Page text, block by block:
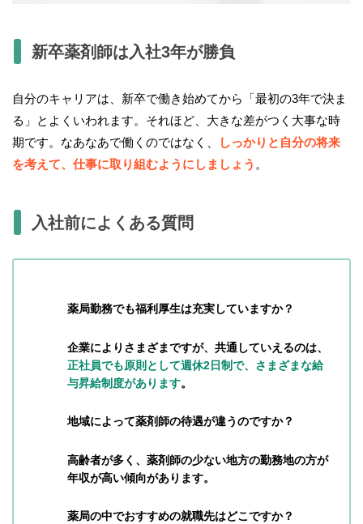
新卒薬剤師は入社3年が勝負
自分のキャリアは、新卒で働き始めてから「最初の3年で決ま
る」とよくいわれます。それほど、大きな差がつく大事な時
期です。なあなあで働くのではなく、
しっかりと自分の将来
を考えて、仕事に取り組むようにしましょう 。
入社前によくある質問
薬局勤務でも福利厚生は充実していますか？
企業によりさまざまですが、共通していえるのは、
正社員でも原則として週休2日制で、さまざまな給
与昇給制度があります。
地域によって薬剤師の待遇が違うのですか？
高齢者が多く、薬剤師の少ない地方の勤務地の方が
年収が高い傾向があります。
薬局の中でおすすめの就職先はどこですか？